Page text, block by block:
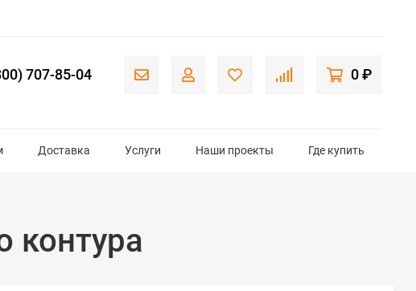
707-85-04 0 ₽
Доставка Услуги Наши проекты Где купить
контура